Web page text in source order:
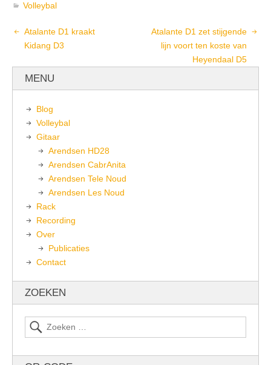
Volleybal
Atalante D1 kraakt
Kidang D3
Atalante D1 zet stijgende
lijn voort ten koste van
Heyendaal D5
MENU
Blog
Volleybal
Gitaar
Arendsen HD28
Arendsen CabrAnita
Arendsen Tele Noud
Arendsen Les Noud
Rack
Recording
Over
Publicaties
Contact
ZOEKEN